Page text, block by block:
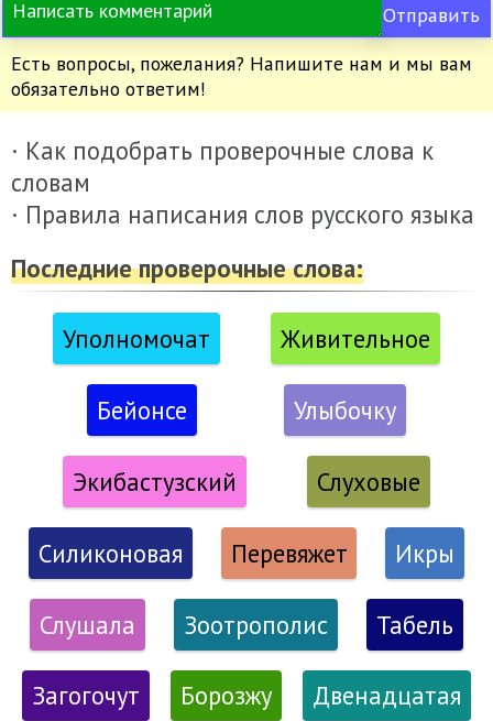
Отправить
Есть вопросы, пожелания? Напишите нам и мы вам
обязательно ответим!
· Как подобрать проверочные слова к
словам
· Правила написания слов русского языка
Последние проверочные слова:
Уполномочат Живительное
Бейонсе Улыбочку
Экибастузский Слуховые
Силиконовая Перевяжет Икры
Слушала Зоотрополис Табель
Загогочут Борозжу Двенадцатая